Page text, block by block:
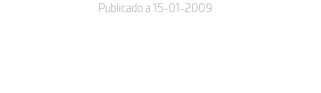
Publicado a 15-01-2009